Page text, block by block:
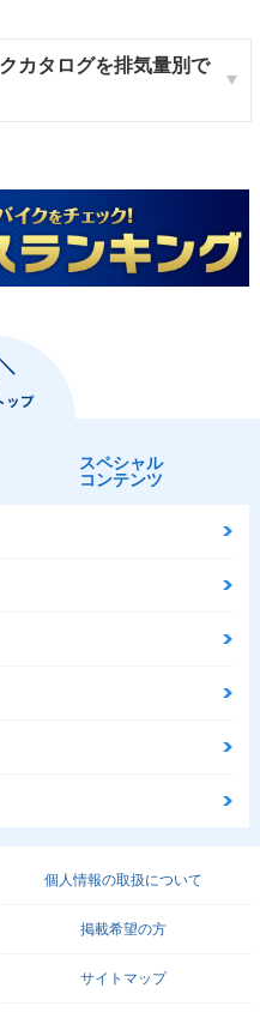
カタログを排気量別で
スペシャル
コンテンツ
個人情報の取扱について
掲載希望の方
サイトマップ